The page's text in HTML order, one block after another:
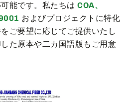
能です。私たちは COA、
およびプロジェクトに特化
ご要望に応じてご提供いたし
た原本や二カ国語版もご用意